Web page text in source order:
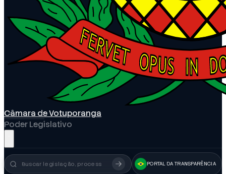
Câmara de Votuporanga
Poder Legislativo
Busca no portal PORTAL DA TRANSPARÊNCIA